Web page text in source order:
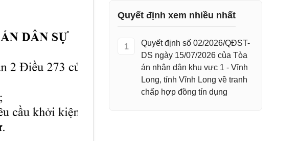
Quyết định xem nhiều nhất
1
Quyết định số 02/2026/QĐST-
DS ngày 15/07/2026 của Tòa
án nhân dân khu vực 1 - Vĩnh
Long, tỉnh Vĩnh Long về tranh
chấp hợp đồng tín dụng